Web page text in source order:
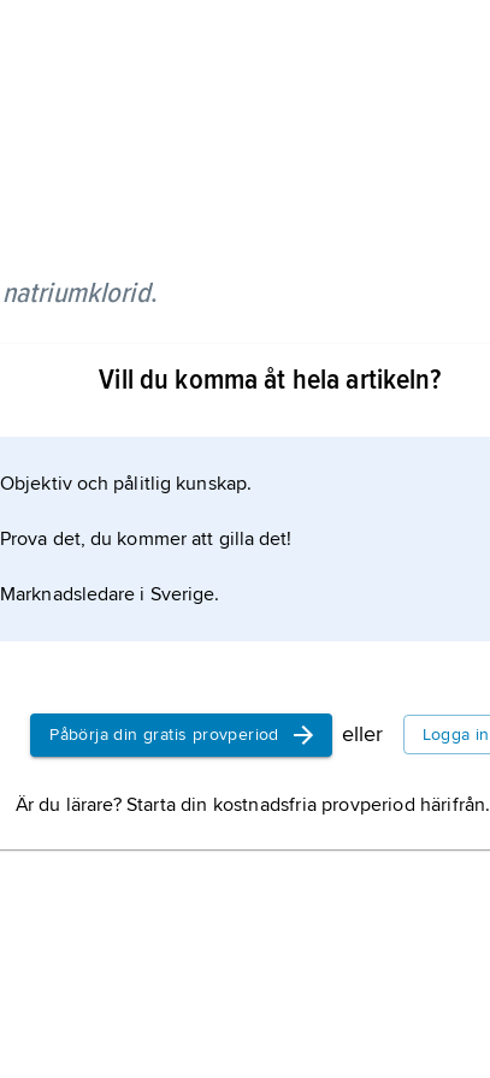
natriumklorid.
av natriumatomer och kloratomer, ordnade i ett
som
Vill du komma åt hela artikeln?
Objektiv och pålitlig kunskap.
Prova det, du kommer att gilla det!
Marknadsledare i Sverige.
Påbörja din gratis provperiod eller Logga in
Är du lärare? Starta din kostnadsfria provperiod härifrån.